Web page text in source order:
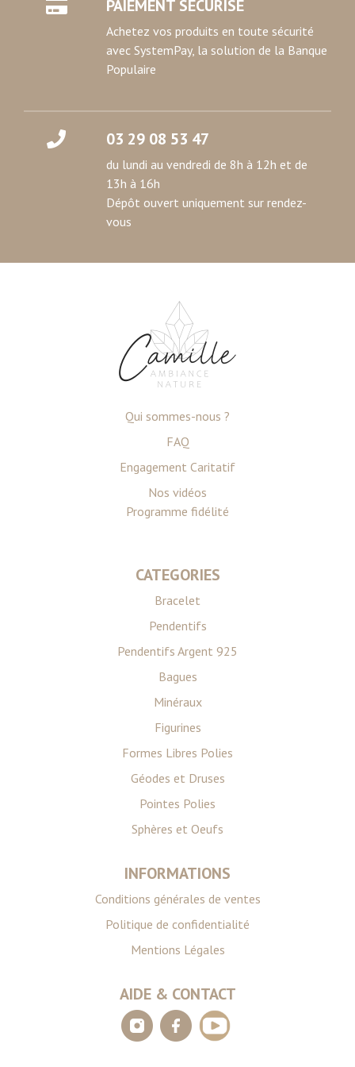
votre consentement à tout moment à partir de la
Les cookies nous permettent de personnaliser le contenu
et les annonces, d'offrir des fonctionnalités relatives aux
notre site avec nos partenaires de médias sociaux, de
PAIEMENT SECURISE
Achetez vos produits en toute sécurité
avec SystemPay, la solution de la Banque
Populaire
03 29 08 53 47
du lundi au vendredi de 8h à 12h et de
13h à 16h
Dépôt ouvert uniquement sur rendez-
vous
Qui sommes-nous ?
FAQ
Engagement Caritatif
Nos vidéos
Programme fidélité
CATEGORIES
Bracelet
Pendentifs
Pendentifs Argent 925
Bagues
Minéraux
Figurines
Formes Libres Polies
Géodes et Druses
Pointes Polies
Sphères et Oeufs
INFORMATIONS
Conditions générales de ventes
Politique de confidentialité
Mentions Légales
AIDE & CONTACT